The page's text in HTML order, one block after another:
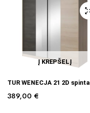
Į KREPŠELĮ
TUR WENECJA 21 2D spinta
389,00 €